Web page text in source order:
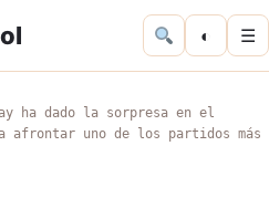
◐ ☰
ha dado la sorpresa en el
afrontar uno de los partidos más